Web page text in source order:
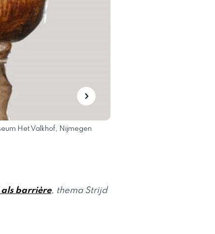
Het Valkhof, Nijmegen
als barrière, thema Strijd